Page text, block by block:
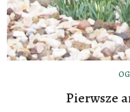
Pierwsze